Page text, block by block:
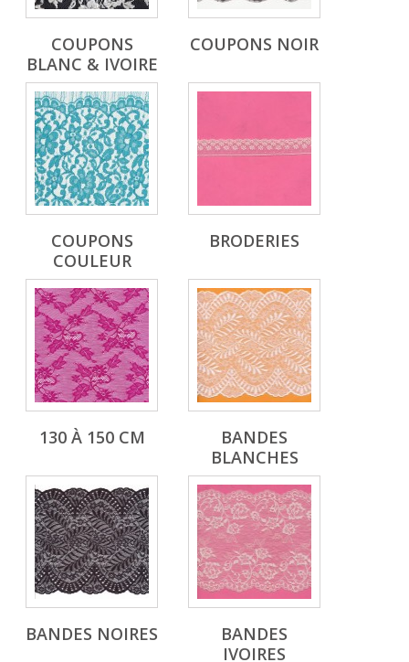
COUPONS
BLANC & IVOIRE
COUPONS NOIR
COUPONS
COULEUR
BRODERIES
130 À 150 CM
BANDES
BLANCHES
BANDES NOIRES
BANDES
IVOIRES